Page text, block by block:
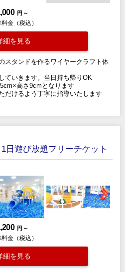
円 ～
金（税込）
細を見る
スタンドを作るワイヤークラフト体
ていきます。当日持ち帰りOK
高さ9cmとなります
だけるよう丁寧に指導いたします
日遊び放題フリーチケット
円 ～
金（税込）
細を見る